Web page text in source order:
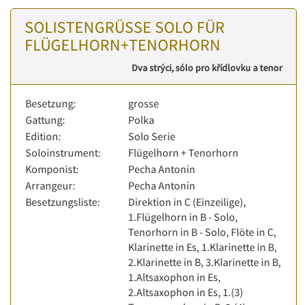
SOLISTENGRÜSSE SOLO FÜR
FLÜGELHORN+TENORHORN
Dva strýci, sólo pro křídlovku a tenor
Besetzung:
grosse
Gattung:
Polka
Edition:
Solo Serie
Soloinstrument:
Flügelhorn + Tenorhorn
Komponist:
Pecha Antonín
Arrangeur:
Pecha Antonín
Besetzungsliste:
Direktion in C (Einzeilige),
1.Flügelhorn in B - Solo,
Tenorhorn in B - Solo, Flöte in C,
Klarinette in Es, 1.Klarinette in B,
2.Klarinette in B, 3.Klarinette in B,
1.Altsaxophon in Es,
2.Altsaxophon in Es, 1.(3)